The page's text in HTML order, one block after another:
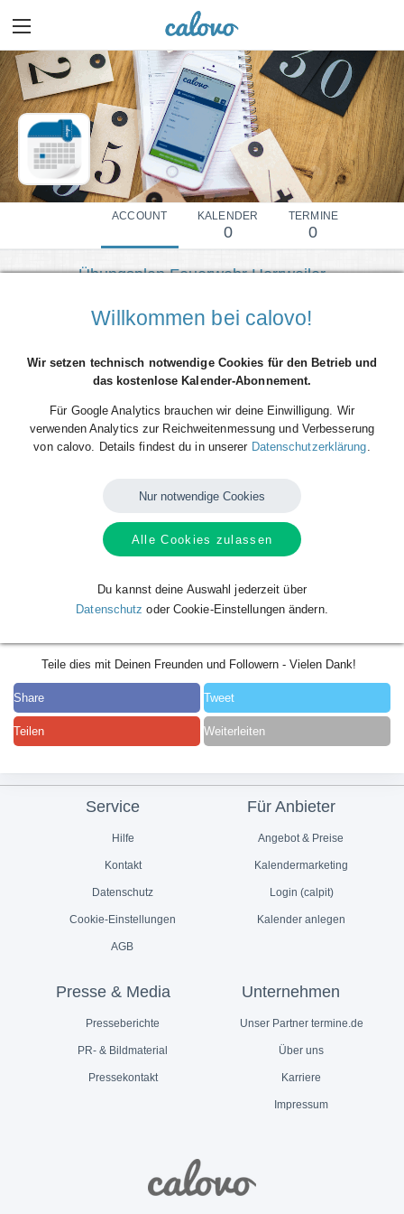
ACCOUNT KALENDER
0
TERMINE
0
Übungsplan Feuerwehr Horrweiler
Mehr Details einblenden
Teile dies mit Deinen Freunden und Followern - Vielen Dank!
Share Tweet
Teilen Weiterleiten
Service
Hilfe
Kontakt
Datenschutz
Cookie-Einstellungen
AGB
Für Anbieter
Angebot & Preise
Kalendermarketing
Login (calpit)
Kalender anlegen
Presse & Media
Presseberichte
PR- & Bildmaterial
Pressekontakt
Unternehmen
Unser Partner termine.de
Über uns
Karriere
Impressum
Willkommen bei calovo!
Wir setzen technisch notwendige Cookies für den Betrieb und
das kostenlose Kalender-Abonnement.
Für Google Analytics brauchen wir deine Einwilligung. Wir
verwenden Analytics zur Reichweitenmessung und Verbesserung
von calovo. Details findest du in unserer Datenschutzerklärung
Nur notwendige Cookies
Alle Cookies zulassen
Du kannst deine Auswahl jederzeit über
Datenschutz oder Cookie-Einstellungen ändern.